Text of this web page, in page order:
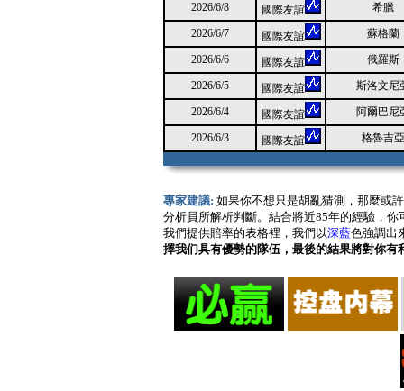
2026/6/8 國際友誼 希臘
2026/6/7 國際友誼 蘇格蘭
2026/6/6 國際友誼 俄羅斯
2026/6/5 國際友誼 斯洛文尼
2026/6/4 國際友誼 阿爾巴尼
2026/6/3 國際友誼 格魯吉亞
專家建議: 如果你不想只是胡亂猜測，那麼或
分析員所解析判斷。結合將近85年的經驗，
我們提供賠率的表格裡，我們以深藍色強調出
擇我们具有優勢的隊伍，最後的結果將對你有